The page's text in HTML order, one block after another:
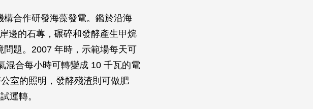
構合作研發海藻發電。鑑於沿海
邊的石蓴，碾碎和發酵產生甲烷
題。2007 年時，示範場每天可
混合每小時可轉變成 10 千瓦的電
室的照明，發酵殘渣則可做肥
運轉。